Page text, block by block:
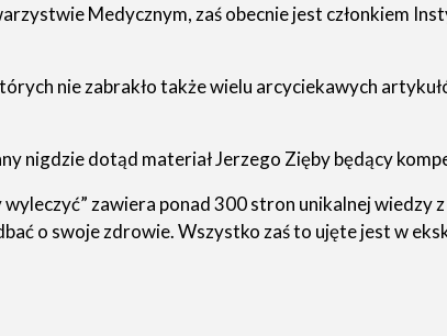
Medycznym, zaś obecnie jest członkiem
nie zabrakło także wielu arcyciekawych
nigdzie dotąd materiał Jerzego Zięby będący
wyleczyć” zawiera ponad 300 stron unikalnej
o swoje zdrowie. Wszystko zaś to ujęte jest w